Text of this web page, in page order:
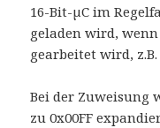
16-Bit-µC im
geladen wird,
gearbeitet wird,
Bei der Zuweisung
zu 0x00FF